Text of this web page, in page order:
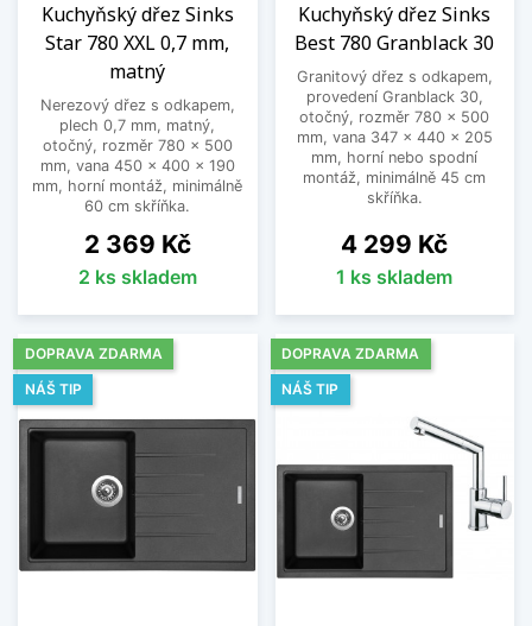
Kuchyňský dřez Sinks
Star 780 XXL 0,7 mm,
matný
Nerezový dřez s odkapem,
plech 0,7 mm, matný,
otočný, rozměr 780 x 500
mm, vana 450 x 400 x 190
mm, horní montáž, minimálně
60 cm skříňka.
Cena
2 369 Kč
2 ks skladem
Kuchyňský dřez Sinks
Best 780 Granblack 30
Granitový dřez s odkapem,
provedení Granblack 30,
otočný, rozměr 780 x 500
mm, vana 347 x 440 x 205
mm, horní nebo spodní
montáž, minimálně 45 cm
skříňka.
Cena
4 299 Kč
1 ks skladem
DOPRAVA ZDARMA
NÁŠ TIP
DOPRAVA ZDARMA
NÁŠ TIP